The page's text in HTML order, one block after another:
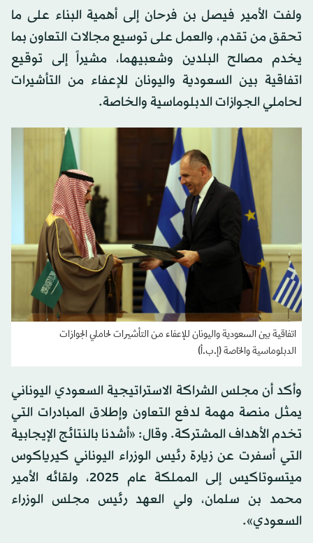
ولفت الأمير فيصل بن فرحان إلى أهمية البناء على ما
تحقق من تقدم، والعمل على توسيع مجالات التعاون بما
يخدم مصالح البلدين وشعبيهما، مشيراً إلى توقيع
اتفاقية بين السعودية واليونان للإعفاء من التأشيرات
لحاملي الجوازات الدبلوماسية والخاصة.
اتفاقية بين السعودية واليونان للإعفاء من التأشيرات لحاملي الجوازات
الدبلوماسية والخاصة (إ.ب.أ)
وأكد أن مجلس الشراكة الاستراتيجية السعودي اليوناني
يمثل منصة مهمة لدفع التعاون وإطلاق المبادرات التي
تخدم الأهداف المشتركة. وقال: «أشدنا بالنتائج الإيجابية
التي أسفرت عن زيارة رئيس الوزراء اليوناني كيرياكوس
ميتسوتاكيس إلى المملكة عام 2025، ولقائه الأمير
محمد بن سلمان، ولي العهد رئيس مجلس الوزراء
السعودي».